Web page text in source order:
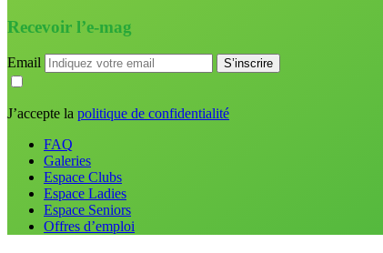
Recevoir l’e-mag
Email
J’accepte la politique de confidentialité
FAQ
Galeries
Espace Clubs
Espace Ladies
Espace Seniors
Offres d’emploi